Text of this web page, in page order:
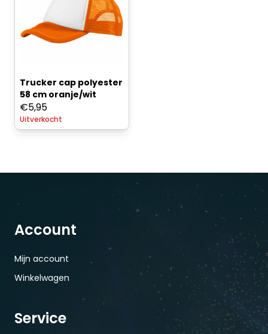
Trucker cap polyester
58 cm oranje/wit
€5,95
Uitverkocht
Account
Mijn account
Winkelwagen
Service